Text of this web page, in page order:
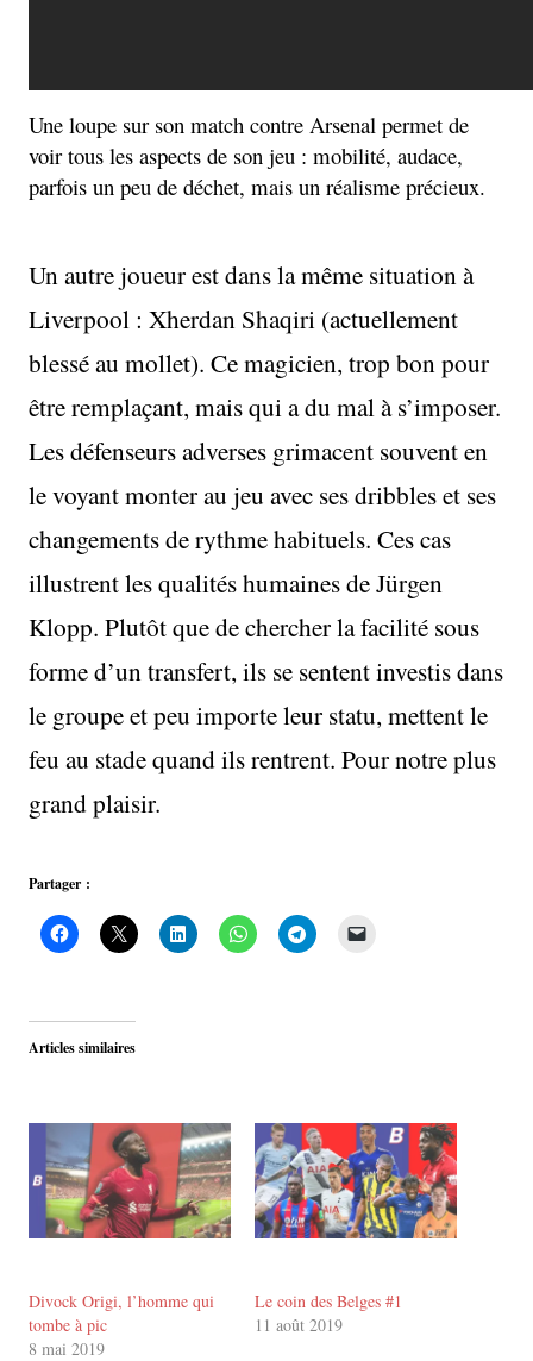
Une loupe sur son match contre Arsenal permet de
voir tous les aspects de son jeu : mobilité, audace,
parfois un peu de déchet, mais un réalisme précieux.
Un autre joueur est dans la même situation à
Liverpool : Xherdan Shaqiri (actuellement
blessé au mollet). Ce magicien, trop bon pour
être remplaçant, mais qui a du mal à s’imposer.
Les défenseurs adverses grimacent souvent en
le voyant monter au jeu avec ses dribbles et ses
changements de rythme habituels. Ces cas
illustrent les qualités humaines de Jürgen
Klopp. Plutôt que de chercher la facilité sous
forme d’un transfert, ils se sentent investis dans
le groupe et peu importe leur statu, mettent le
feu au stade quand ils rentrent. Pour notre plus
grand plaisir.
Partager :
Articles similaires
Divock Origi, l’homme qui
tombe à pic
8 mai 2019
Le coin des Belges #1
11 août 2019